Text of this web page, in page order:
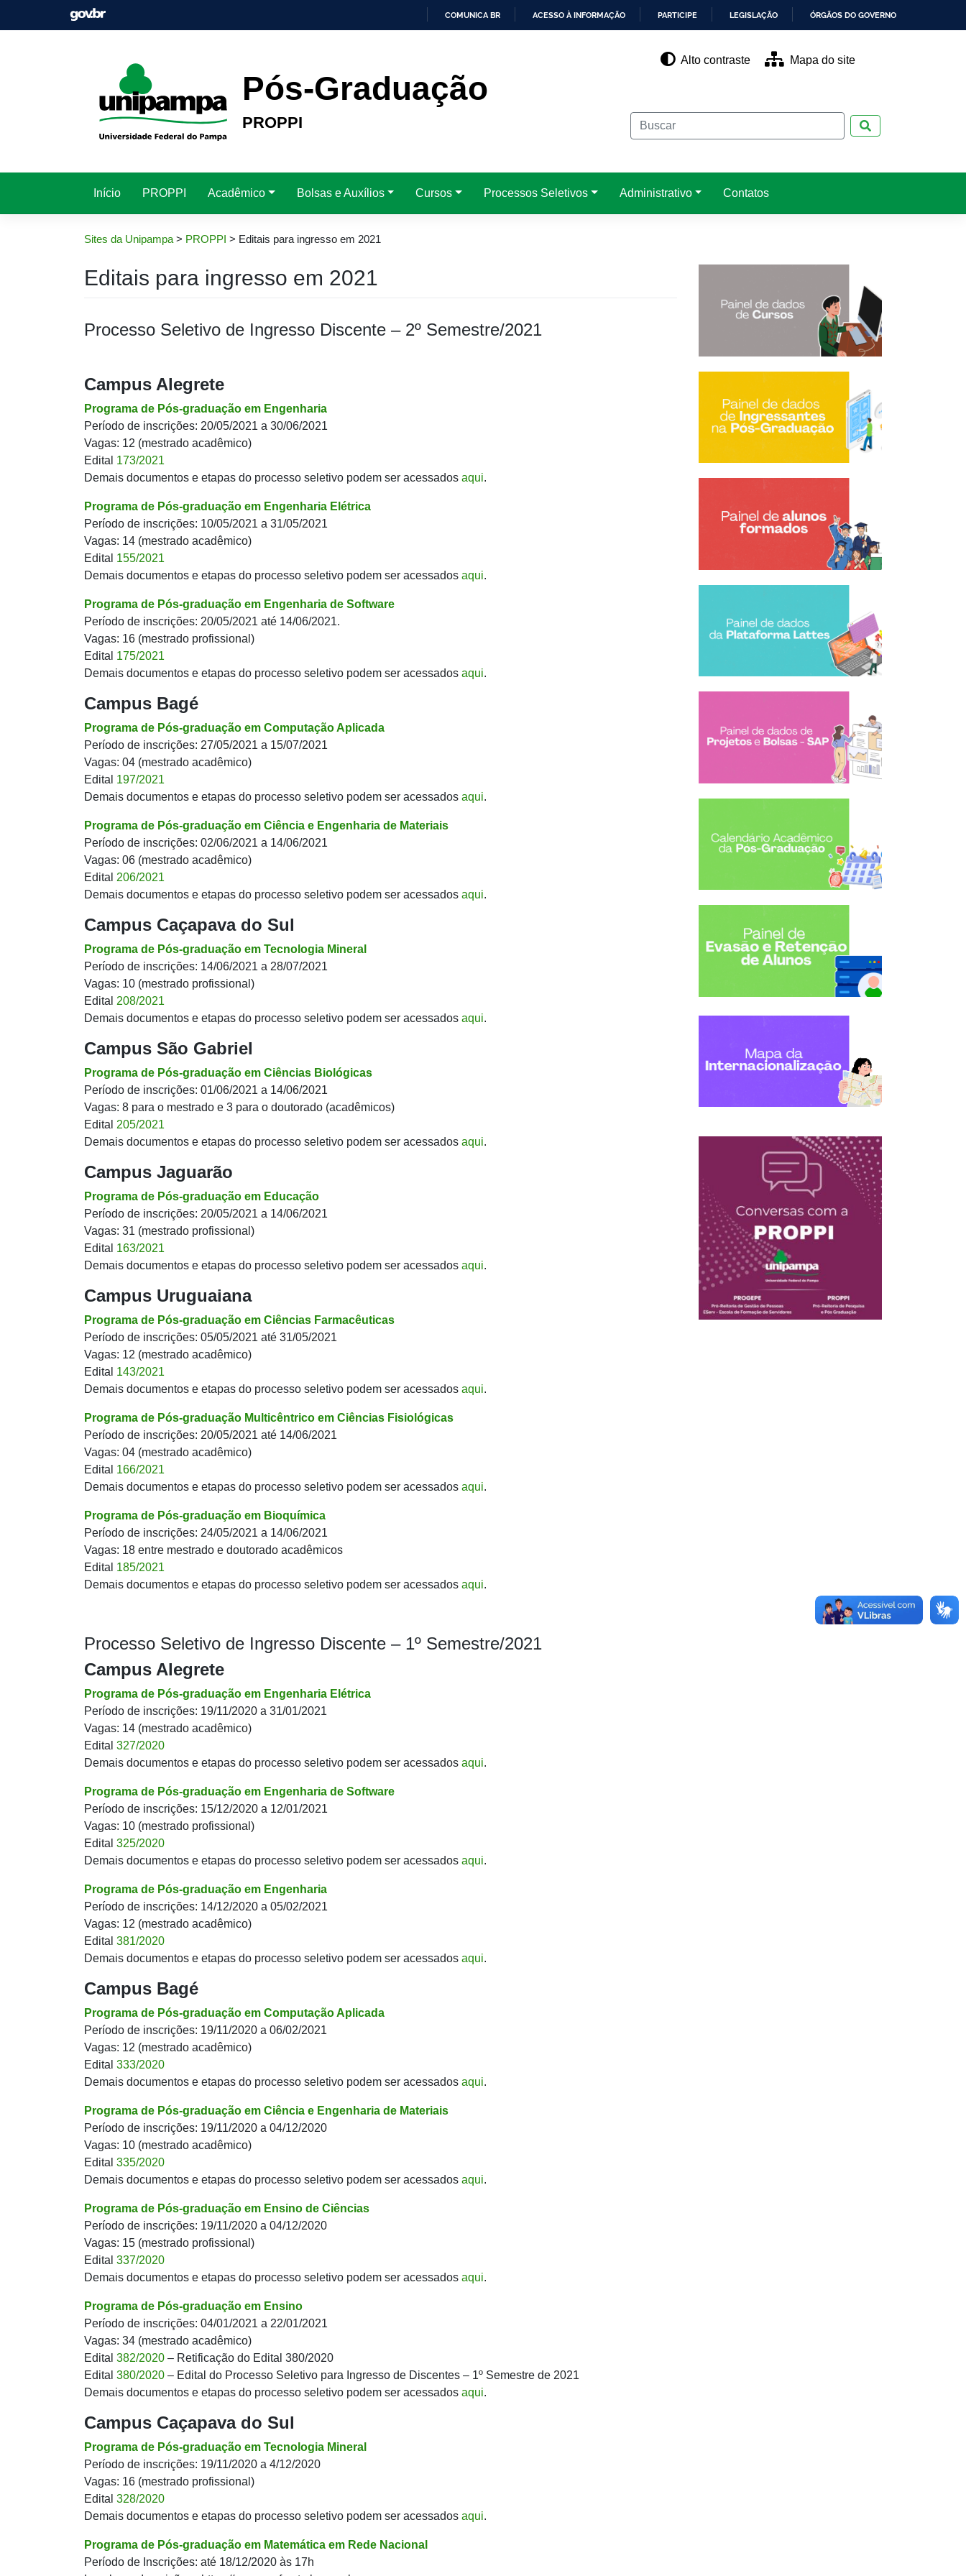
COMUNICA BR ACESSO À INFORMAÇÃO PARTICIPE LEGISLAÇÃO ÓRGÃOS DO GOVERNO
Pós-Graduação
PROPPI
Alto contraste Mapa do site
Início PROPPI Acadêmico Bolsas e Auxílios Cursos Processos Seletivos Administrativo Contatos
Sites da Unipampa> PROPPI > Editais para ingresso em 2021
Editais para ingresso em 2021
Processo Seletivo de Ingresso Discente – 2º Semestre/2021
Campus Alegrete
Programa de Pós-graduação em Engenharia
Período de inscrições: 20/05/2021 a 30/06/2021
Vagas: 12 (mestrado acadêmico)
Edital 173/2021
Demais documentos e etapas do processo seletivo podem ser acessados aqui.
Programa de Pós-graduação em Engenharia Elétrica
Período de inscrições: 10/05/2021 a 31/05/2021
Vagas: 14 (mestrado acadêmico)
Edital 155/2021
Demais documentos e etapas do processo seletivo podem ser acessados aqui.
Programa de Pós-graduação em Engenharia de Software
Período de inscrições: 20/05/2021 até 14/06/2021.
Vagas: 16 (mestrado profissional)
Edital 175/2021
Demais documentos e etapas do processo seletivo podem ser acessados aqui.
Campus Bagé
Programa de Pós-graduação em Computação Aplicada
Período de inscrições: 27/05/2021 a 15/07/2021
Vagas: 04 (mestrado acadêmico)
Edital 197/2021
Demais documentos e etapas do processo seletivo podem ser acessados aqui.
Programa de Pós-graduação em Ciência e Engenharia de Materiais
Período de inscrições: 02/06/2021 a 14/06/2021
Vagas: 06 (mestrado acadêmico)
Edital 206/2021
Demais documentos e etapas do processo seletivo podem ser acessados aqui.
Campus Caçapava do Sul
Programa de Pós-graduação em Tecnologia Mineral
Período de inscrições: 14/06/2021 a 28/07/2021
Vagas: 10 (mestrado profissional)
Edital 208/2021
Demais documentos e etapas do processo seletivo podem ser acessados aqui.
Campus São Gabriel
Programa de Pós-graduação em Ciências Biológicas
Período de inscrições: 01/06/2021 a 14/06/2021
Vagas: 8 para o mestrado e 3 para o doutorado (acadêmicos)
Edital 205/2021
Demais documentos e etapas do processo seletivo podem ser acessados aqui.
Campus Jaguarão
Programa de Pós-graduação em Educação
Período de inscrições: 20/05/2021 a 14/06/2021
Vagas: 31 (mestrado profissional)
Edital 163/2021
Demais documentos e etapas do processo seletivo podem ser acessados aqui.
Campus Uruguaiana
Programa de Pós-graduação em Ciências Farmacêuticas
Período de inscrições: 05/05/2021 até 31/05/2021
Vagas: 12 (mestrado acadêmico)
Edital 143/2021
Demais documentos e etapas do processo seletivo podem ser acessados aqui.
Programa de Pós-graduação Multicêntrico em Ciências Fisiológicas
Período de inscrições: 20/05/2021 até 14/06/2021
Vagas: 04 (mestrado acadêmico)
Edital 166/2021
Demais documentos e etapas do processo seletivo podem ser acessados aqui.
Programa de Pós-graduação em Bioquímica
Período de inscrições: 24/05/2021 a 14/06/2021
Vagas: 18 entre mestrado e doutorado acadêmicos
Edital 185/2021
Demais documentos e etapas do processo seletivo podem ser acessados aqui.
Processo Seletivo de Ingresso Discente – 1º Semestre/2021
Campus Alegrete
Programa de Pós-graduação em Engenharia Elétrica
Período de inscrições: 19/11/2020 a 31/01/2021
Vagas: 14 (mestrado acadêmico)
Edital 327/2020
Demais documentos e etapas do processo seletivo podem ser acessados aqui.
Programa de Pós-graduação em Engenharia de Software
Período de inscrições: 15/12/2020 a 12/01/2021
Vagas: 10 (mestrado profissional)
Edital 325/2020
Demais documentos e etapas do processo seletivo podem ser acessados aqui.
Programa de Pós-graduação em Engenharia
Período de inscrições: 14/12/2020 a 05/02/2021
Vagas: 12 (mestrado acadêmico)
Edital 381/2020
Demais documentos e etapas do processo seletivo podem ser acessados aqui.
Campus Bagé
Programa de Pós-graduação em Computação Aplicada
Período de inscrições: 19/11/2020 a 06/02/2021
Vagas: 12 (mestrado acadêmico)
Edital 333/2020
Demais documentos e etapas do processo seletivo podem ser acessados aqui.
Programa de Pós-graduação em Ciência e Engenharia de Materiais
Período de inscrições: 19/11/2020 a 04/12/2020
Vagas: 10 (mestrado acadêmico)
Edital 335/2020
Demais documentos e etapas do processo seletivo podem ser acessados aqui.
Programa de Pós-graduação em Ensino de Ciências
Período de inscrições: 19/11/2020 a 04/12/2020
Vagas: 15 (mestrado profissional)
Edital 337/2020
Demais documentos e etapas do processo seletivo podem ser acessados aqui.
Programa de Pós-graduação em Ensino
Período de inscrições: 04/01/2021 a 22/01/2021
Vagas: 34 (mestrado acadêmico)
Edital 382/2020 – Retificação do Edital 380/2020
Edital 380/2020 – Edital do Processo Seletivo para Ingresso de Discentes – 1º Semestre de 2021
Demais documentos e etapas do processo seletivo podem ser acessados aqui.
Campus Caçapava do Sul
Programa de Pós-graduação em Tecnologia Mineral
Período de inscrições: 19/11/2020 a 4/12/2020
Vagas: 16 (mestrado profissional)
Edital 328/2020
Demais documentos e etapas do processo seletivo podem ser acessados aqui.
Programa de Pós-graduação em Matemática em Rede Nacional
Período de Inscrições: até 18/12/2020 às 17h